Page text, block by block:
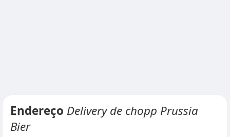
Endereço Delivery de chopp Prussia
Bier